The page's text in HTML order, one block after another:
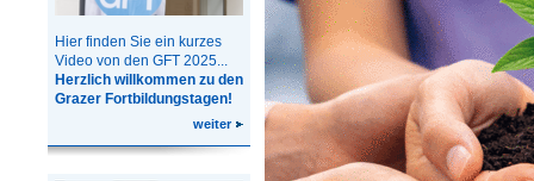
Hier finden Sie ein kurzes
Video von den GFT 2025...
Herzlich willkommen zu den
Grazer Fortbildungstagen!
weiter